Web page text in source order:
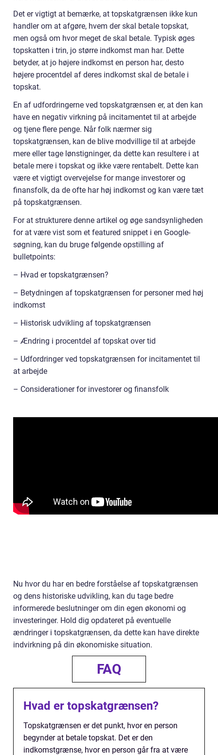
Det er vigtigt at bemærke, at topskatgrænsen ikke kun
handler om at afgøre, hvem der skal betale topskat,
men også om hvor meget de skal betale. Typisk øges
topskatten i trin, jo større indkomst man har. Dette
betyder, at jo højere indkomst en person har, desto
højere procentdel af deres indkomst skal de betale i
topskat.
En af udfordringerne ved topskatgrænsen er, at den kan
have en negativ virkning på incitamentet til at arbejde
og tjene flere penge. Når folk nærmer sig
topskatgrænsen, kan de blive modvillige til at arbejde
mere eller tage lønstigninger, da dette kan resultere i at
betale mere i topskat og ikke være rentabelt. Dette kan
være et vigtigt overvejelse for mange investorer og
finansfolk, da de ofte har høj indkomst og kan være tæt
på topskatgrænsen.
For at strukturere denne artikel og øge sandsynligheden
for at være vist som et featured snippet i en Google-
søgning, kan du bruge følgende opstilling af
bulletpoints:
– Hvad er topskatgrænsen?
– Betydningen af topskatgrænsen for personer med høj
indkomst
– Historisk udvikling af topskatgrænsen
– Ændring i procentdel af topskat over tid
– Udfordringer ved topskatgrænsen for incitamentet til
at arbejde
– Considerationer for investorer og finansfolk
Nu hvor du har en bedre forståelse af topskatgrænsen
og dens historiske udvikling, kan du tage bedre
informerede beslutninger om din egen økonomi og
investeringer. Hold dig opdateret på eventuelle
ændringer i topskatgrænsen, da dette kan have direkte
indvirkning på din økonomiske situation.
FAQ
Hvad er topskatgrænsen?
Topskatgrænsen er det punkt, hvor en person
begynder at betale topskat. Det er den
indkomstgrænse, hvor en person går fra at være